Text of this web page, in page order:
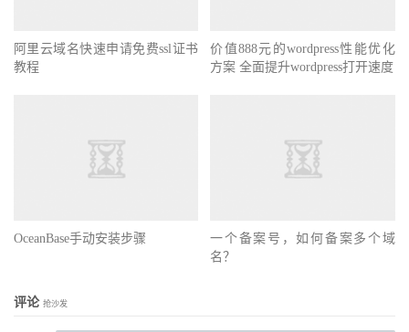
阿里云域名快速申请免费ssl证书
教程
价值888元的wordpress性能优化
方案 全面提升wordpress打开速度
OceanBase手动安装步骤
一个备案号，如何备案多个域
名？
评论 抢沙发